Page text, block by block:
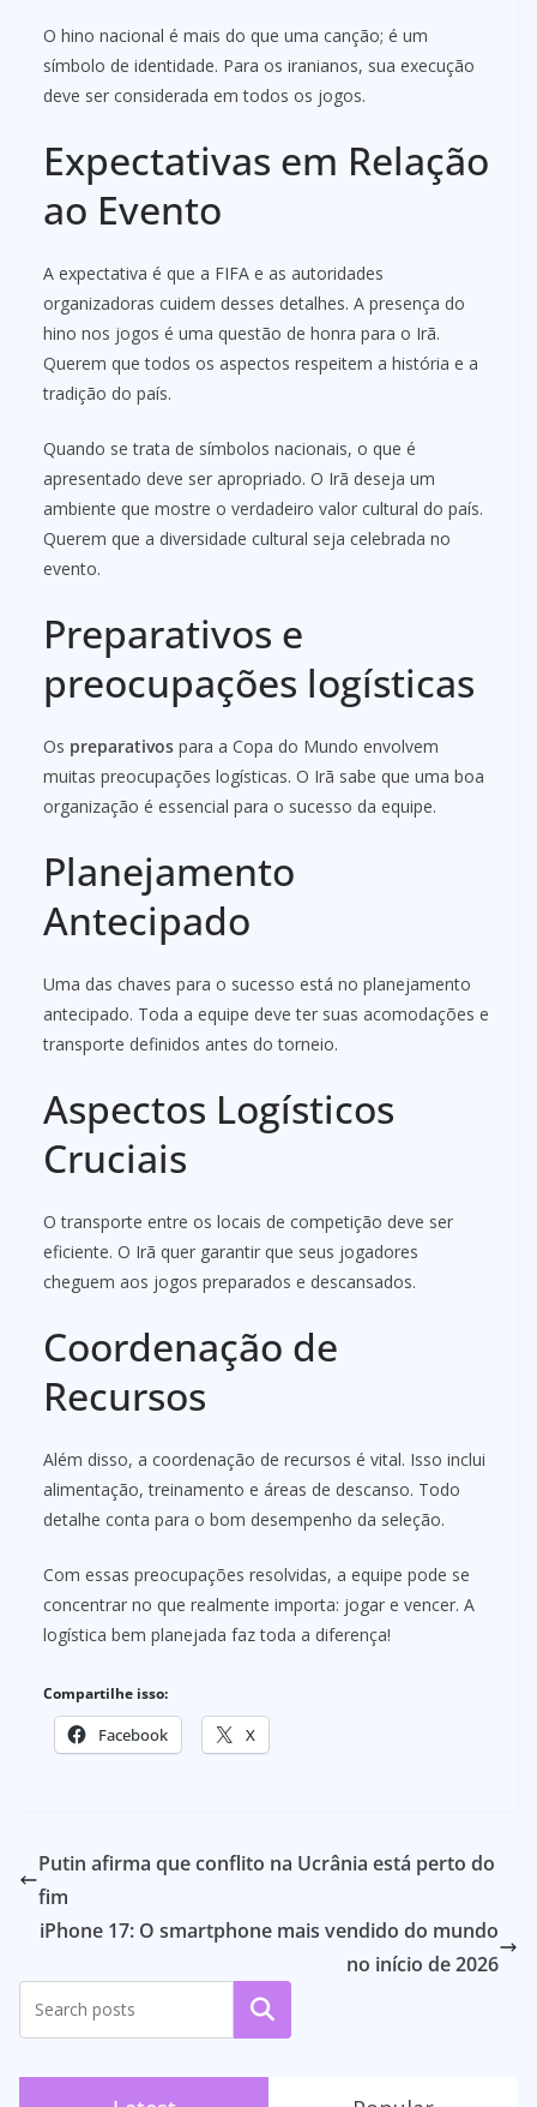
O hino nacional é mais do que uma canção; é um
símbolo de identidade. Para os iranianos, sua execução
deve ser considerada em todos os jogos.
Expectativas em Relação
ao Evento
A expectativa é que a FIFA e as autoridades
organizadoras cuidem desses detalhes. A presença do
hino nos jogos é uma questão de honra para o Irã.
Querem que todos os aspectos respeitem a história e a
tradição do país.
Quando se trata de símbolos nacionais, o que é
apresentado deve ser apropriado. O Irã deseja um
ambiente que mostre o verdadeiro valor cultural do país.
Querem que a diversidade cultural seja celebrada no
evento.
Preparativos e
preocupações logísticas
Os preparativos para a Copa do Mundo envolvem
muitas preocupações logísticas. O Irã sabe que uma boa
organização é essencial para o sucesso da equipe.
Planejamento
Antecipado
Uma das chaves para o sucesso está no planejamento
antecipado. Toda a equipe deve ter suas acomodações e
transporte definidos antes do torneio.
Aspectos Logísticos
Cruciais
O transporte entre os locais de competição deve ser
eficiente. O Irã quer garantir que seus jogadores
cheguem aos jogos preparados e descansados.
Coordenação de
Recursos
Além disso, a coordenação de recursos é vital. Isso inclui
alimentação, treinamento e áreas de descanso. Todo
detalhe conta para o bom desempenho da seleção.
Com essas preocupações resolvidas, a equipe pode se
concentrar no que realmente importa: jogar e vencer. A
logística bem planejada faz toda a diferença!
Compartilhe isso:
Facebook X
Putin afirma que conflito na Ucrânia está perto do
fim
iPhone 17: O smartphone mais vendido do mundo
no início de 2026
Pesquisar